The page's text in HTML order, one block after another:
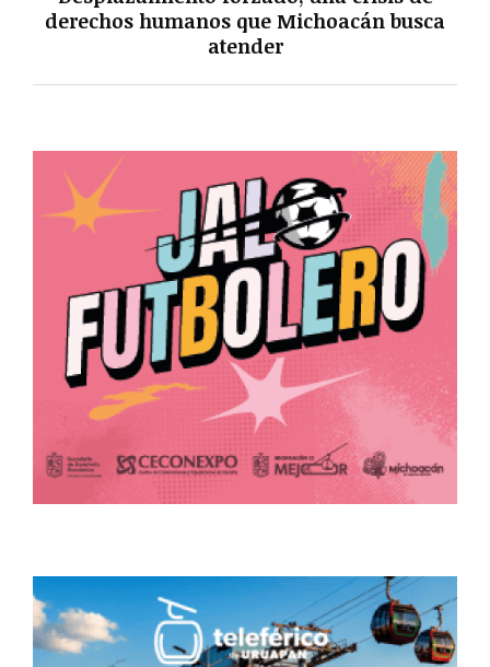
derechos humanos que Michoacán busca
atender